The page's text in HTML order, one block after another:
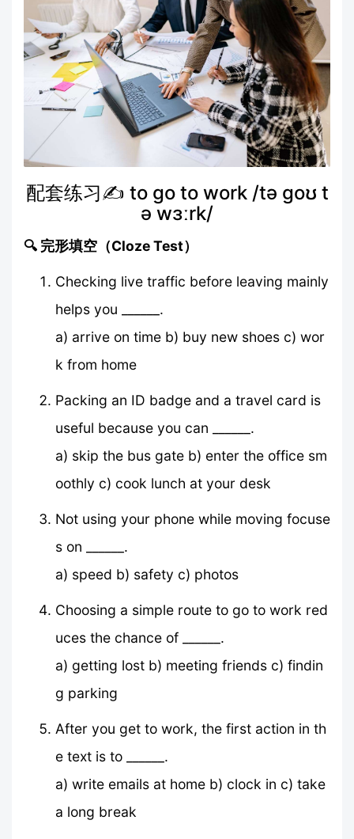
配套练习✍️ to go to work /tə ɡoʊ t
ə wɜːrk/
🔍 完形填空（Cloze Test）
Checking live traffic before leaving mainly
helps you ______.
a) arrive on time b) buy new shoes c) wor
k from home
Packing an ID badge and a travel card is
useful because you can ______.
a) skip the bus gate b) enter the office sm
oothly c) cook lunch at your desk
Not using your phone while moving focuse
s on ______.
a) speed b) safety c) photos
Choosing a simple route to go to work red
uces the chance of ______.
a) getting lost b) meeting friends c) findin
g parking
After you get to work, the first action in th
e text is to ______.
a) write emails at home b) clock in c) take
a long break